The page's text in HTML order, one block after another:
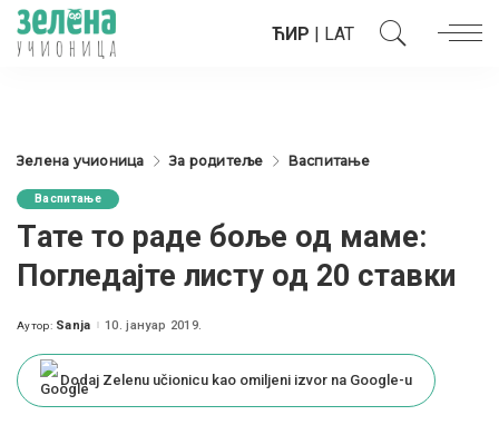
ЋИР | LAT
Зелена учионица За родитеље Васпитање
Васпитање
Tате то раде боље од маме:
Погледајте листу од 20 ставки
Posted
Аутор: Sanja 10. јануар 2019.
Dodaj Zelenu učionicu kao omiljeni izvor na Google-u